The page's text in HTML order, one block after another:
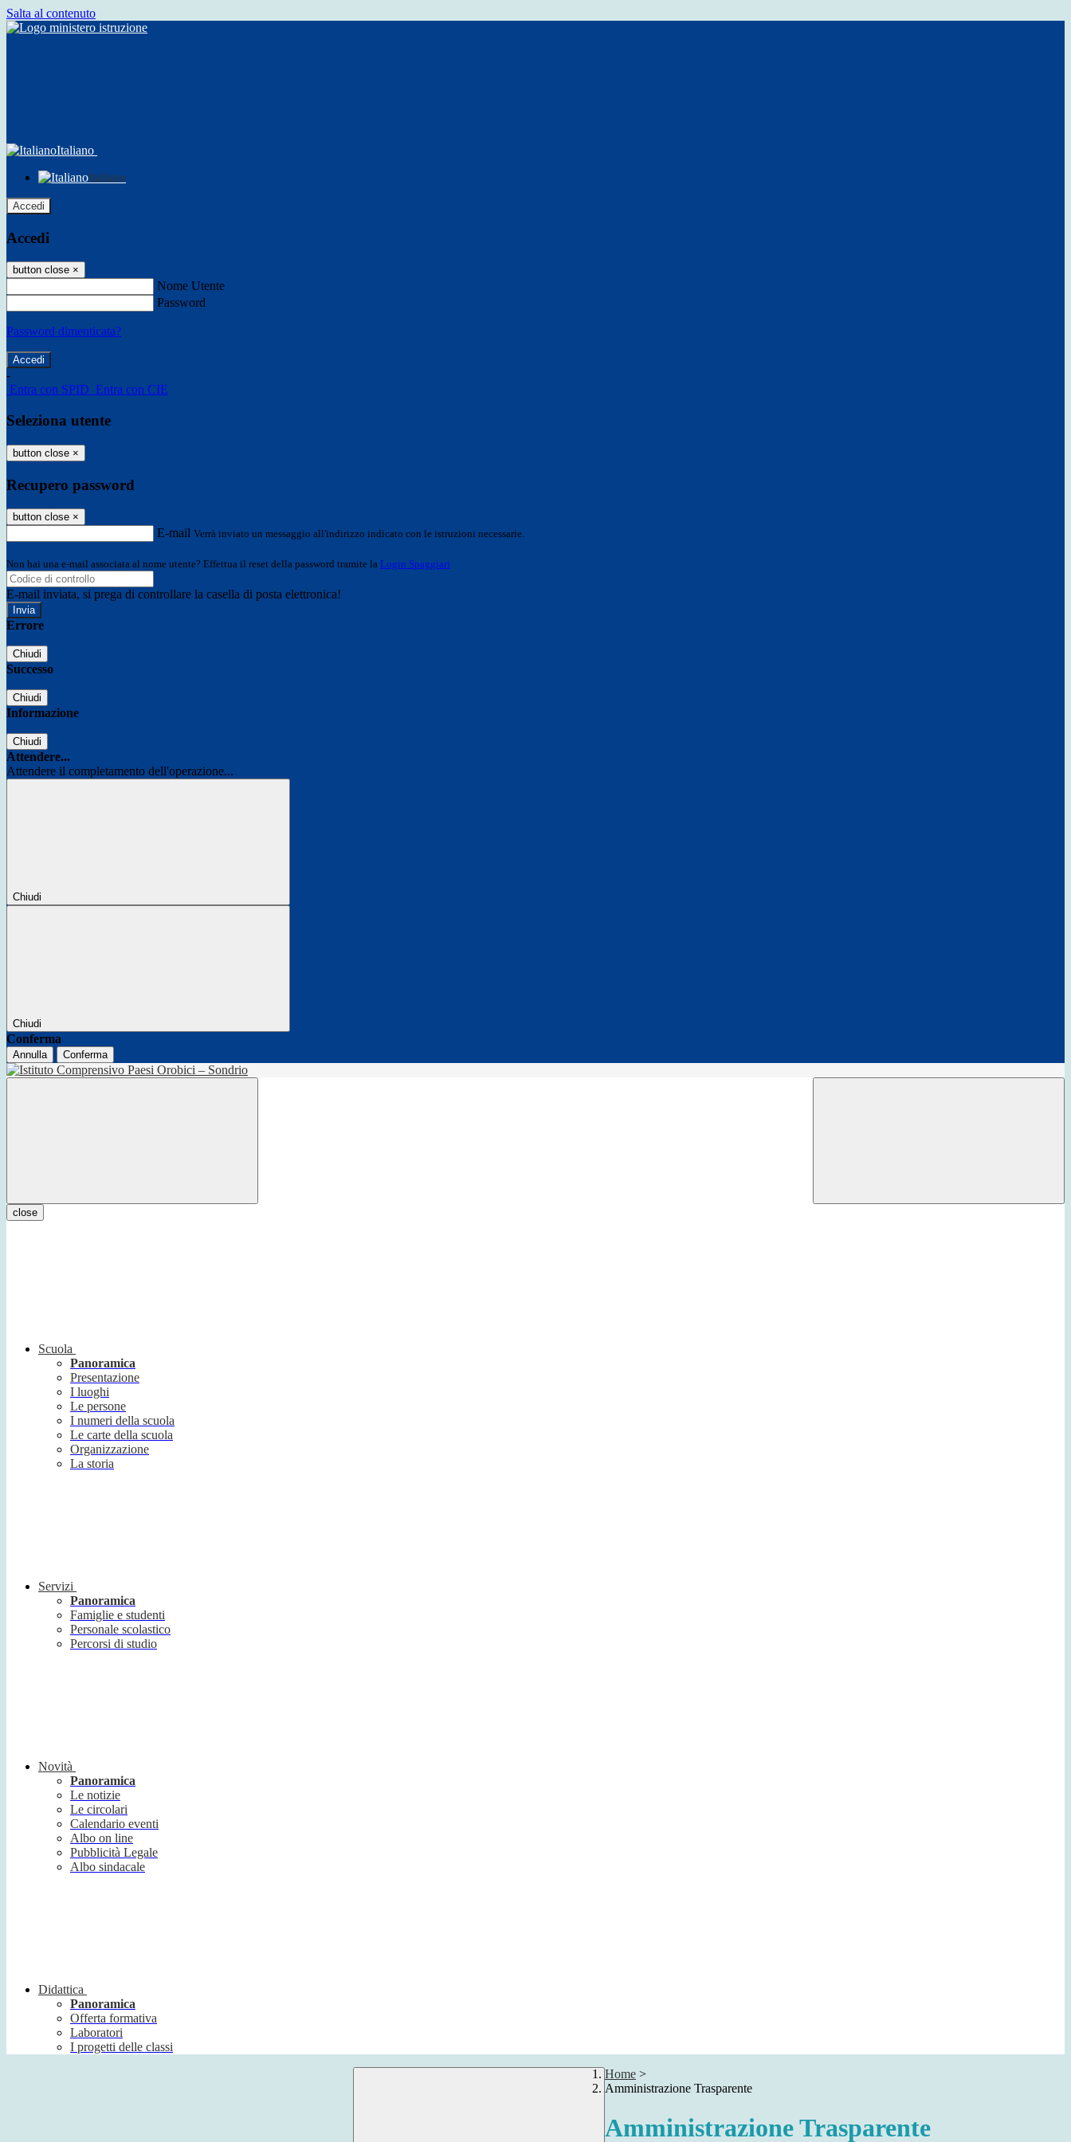
Salta al contenuto
Italiano
Italiano
Accedi
Accedi
button close ×
Nome Utente
Password
Password dimenticata?
-
Entra con SPID Entra con CIE
Seleziona utente
button close ×
Recupero password
button close ×
E-mail Verrà inviato un messaggio all'indirizzo indicato con le istruzioni necessarie.
Non hai una e-mail associata al nome utente? Effettua il reset della password tramite la Login Spaggiari
E-mail inviata, si prega di controllare la casella di posta elettronica!
Errore
Chiudi
Successo
Chiudi
Informazione
Chiudi
Attendere...
Attendere il completamento dell'operazione...
Chiudi
Chiudi
Conferma
Annulla Conferma
close
Scuola
Panoramica
Presentazione
I luoghi
Le persone
I numeri della scuola
Le carte della scuola
Organizzazione
La storia
Servizi
Panoramica
Famiglie e studenti
Personale scolastico
Percorsi di studio
Novità
Panoramica
Le notizie
Le circolari
Calendario eventi
Albo on line
Pubblicità Legale
Albo sindacale
Didattica
Panoramica
Offerta formativa
Laboratori
I progetti delle classi
Home >
Amministrazione Trasparente
Amministrazione Trasparente